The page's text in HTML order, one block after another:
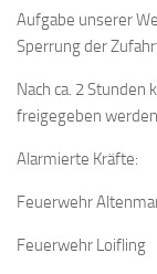
Aufgabe unserer
Sperrung der
Nach ca. 2
freigegeben
Alarmierte Kräfte:
Feuerwehr
Feuerwehr Loifling